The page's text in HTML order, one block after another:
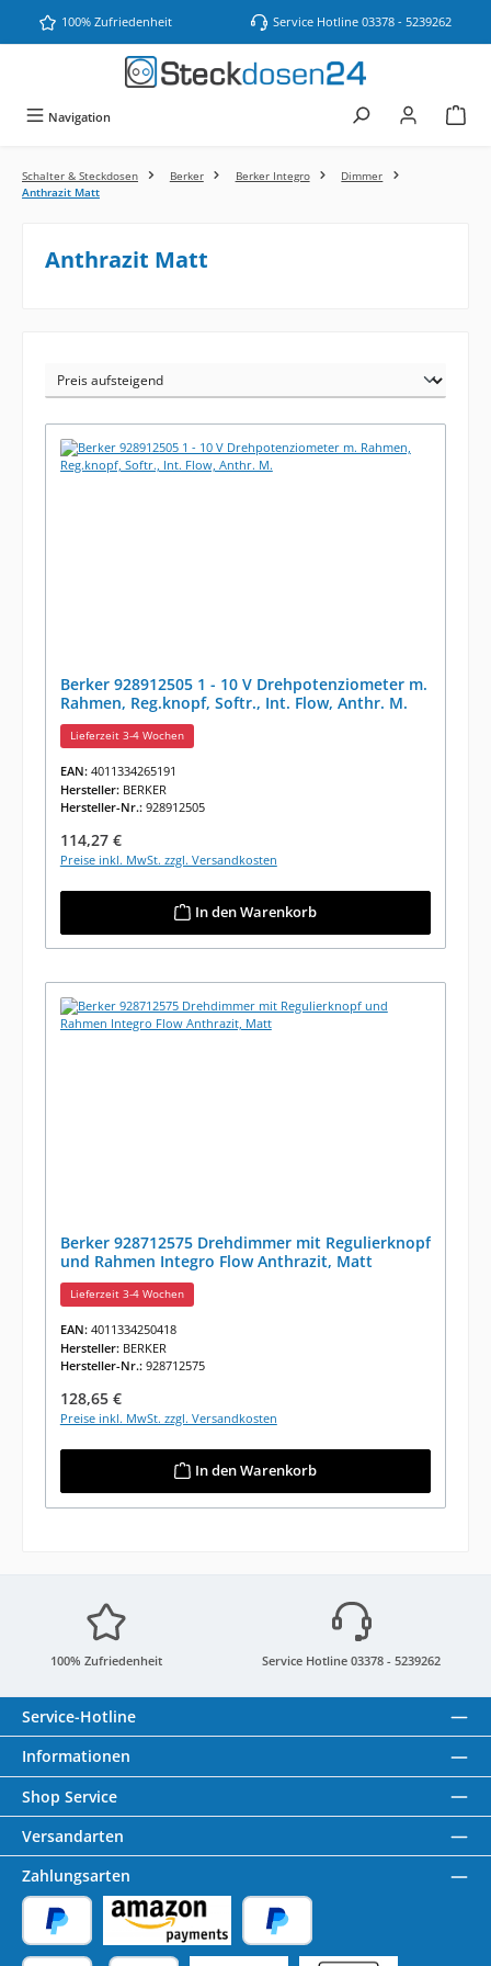
Zum Hauptinhalt springen
100% Zufriedenheit Service Hotline 03378 - 5239262
Navigation
Schalter & Steckdosen Berker Berker Integro
Dimmer
Anthrazit Matt
Anthrazit Matt
Berker 928912505 1 - 10 V Drehpotenziometer m.
Rahmen, Reg.knopf, Softr., Int. Flow, Anthr. M.
Lieferzeit 3-4 Wochen
EAN: 4011334265191
Hersteller: BERKER
Hersteller-Nr.: 928912505
Regulärer Preis:
114,27 €
Preise inkl. MwSt. zzgl. Versandkosten
In den Warenkorb
Berker 928712575 Drehdimmer mit Regulierknopf
und Rahmen Integro Flow Anthrazit, Matt
Lieferzeit 3-4 Wochen
EAN: 4011334250418
Hersteller: BERKER
Hersteller-Nr.: 928712575
Regulärer Preis:
128,65 €
Preise inkl. MwSt. zzgl. Versandkosten
In den Warenkorb
100% Zufriedenheit Service Hotline 03378 - 5239262
Service-Hotline
Informationen
Shop Service
Versandarten
Zahlungsarten
PayPal Amazon Pay Später Bezahlen